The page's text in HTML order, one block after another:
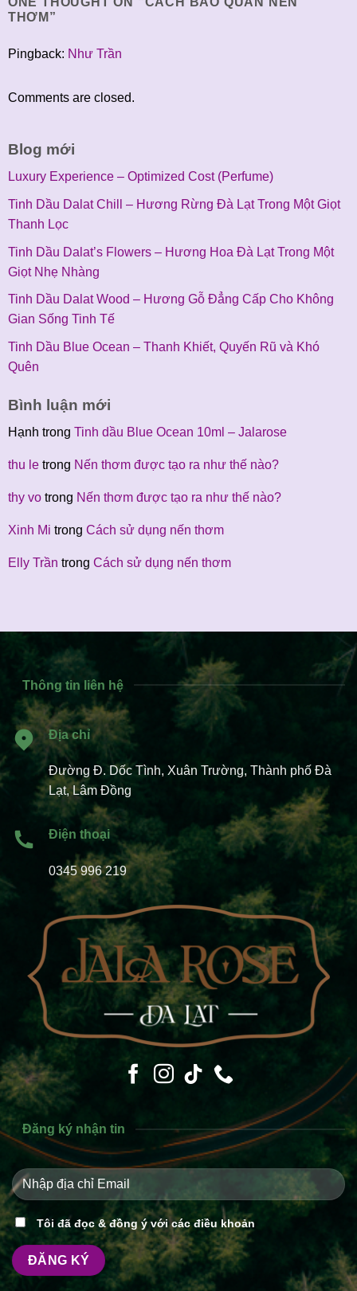
THƠM ”
Pingback: Như Trần
Comments are closed.
Blog mới
Luxury Experience – Optimized Cost (Perfume)
Tinh Dầu Dalat Chill – Hương Rừng Đà Lạt Trong Một Giọt
Thanh Lọc
Tinh Dầu Dalat’s Flowers – Hương Hoa Đà Lạt Trong Một
Giọt Nhẹ Nhàng
Tinh Dầu Dalat Wood – Hương Gỗ Đẳng Cấp Cho Không
Gian Sống Tinh Tế
Tinh Dầu Blue Ocean – Thanh Khiết, Quyến Rũ và Khó
Quên
Bình luận mới
Hạnh trong Tinh dầu Blue Ocean 10ml – Jalarose
thu letrong Nến thơm được tạo ra như thế nào?
thy votrong Nến thơm được tạo ra như thế nào?
Xinh Mi trong Cách sử dụng nến thơm
Elly Trần trong Cách sử dụng nến thơm
Thông tin liên hệ
Địa chỉ
Đường Đ. Dốc Tình, Xuân Trường, Thành phố Đà
Lạt, Lâm Đồng
Điện thoại
0345 996 219
Đăng ký nhận tin
Tôi đã đọc & đồng ý với các điều khoản